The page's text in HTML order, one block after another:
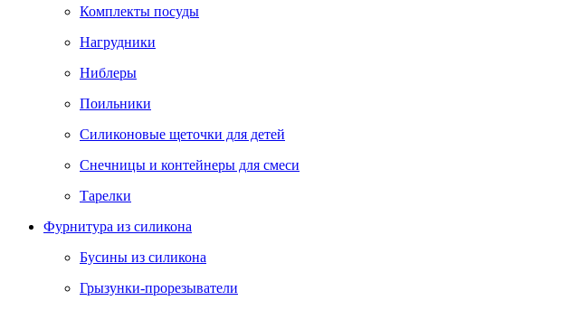
Комплекты посуды
Нагрудники
Ниблеры
Поильники
Силиконовые щеточки для детей
Снечницы и контейнеры для смеси
Тарелки
Фурнитура из силикона
Бусины из силикона
Грызунки-прорезыватели